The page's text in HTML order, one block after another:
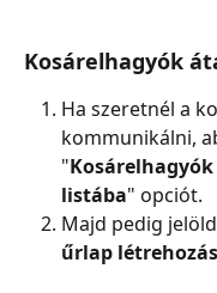
Kosárelhagyók
Ha szeretnél a
kommunikálni,
"
listába" opciót.
Majd pedig
űrlap